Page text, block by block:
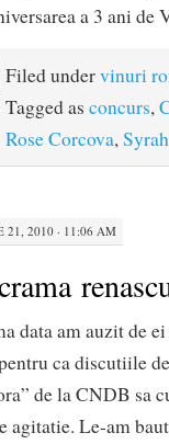
a 3 ani de
Filed undervinuri
Tagged as concurs,
Rose Corcova,
21, 2010 · 11:06 AM
data am auzit de
ca discutiile
de la CNDB sa
agitatie. Le-am